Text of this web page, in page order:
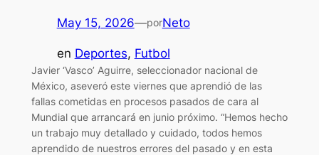
May 15, 2026—porNeto
en Deportes, Futbol
Javier ‘Vasco’ Aguirre, seleccionador nacional de
México, aseveró este viernes que aprendió de las
fallas cometidas en procesos pasados de cara al
Mundial que arrancará en junio próximo. “Hemos hecho
un trabajo muy detallado y cuidado, todos hemos
aprendido de nuestros errores del pasado y en esta